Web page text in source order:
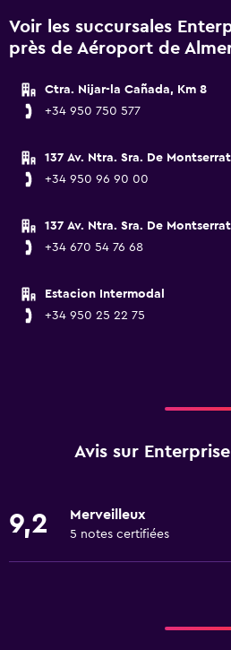
Voir les succursales
près de Aéroport de
Ctra. Nijar-la Cañada, Km 8
+34 950 750 577
137 Av. Ntra. Sra. De Montserrat
+34 950 96 90 00
137 Av. Ntra. Sra. De Montserrat
+34 670 54 76 68
Estacion Intermodal
+34 950 25 22 75
Avis sur
9,2 Merveilleux
5 notes certifiées